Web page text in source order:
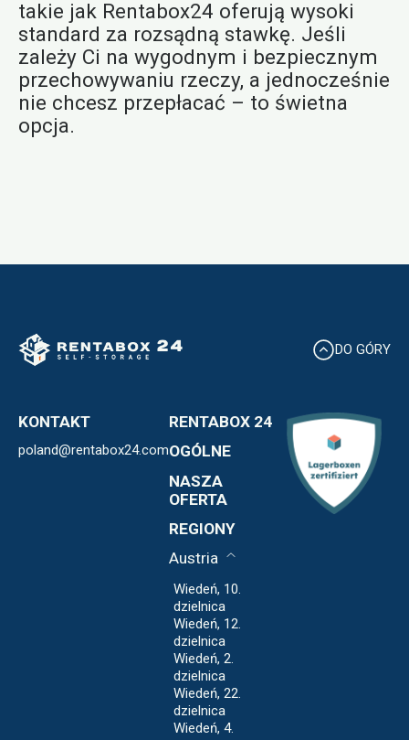
takie jak Rentabox24 oferują wysoki
standard za rozsądną stawkę. Jeśli
zależy Ci na wygodnym i bezpiecznym
przechowywaniu rzeczy, a jednocześnie
nie chcesz przepłacać – to świetna
opcja.
DO GÓRY
KONTAKT
poland@rentabox24.com
RENTABOX 24
Expansja
Informacje o nas
OGÓLNE
Kontakt
OWU
Prywatności
Regulamin
NASZA
OFERTA
Blog
REGIONY
Austria
Wiedeń, 10.
dzielnica
Wiedeń, 12.
dzielnica
Wiedeń, 2.
dzielnica
Wiedeń, 22.
dzielnica
Wiedeń, 4.